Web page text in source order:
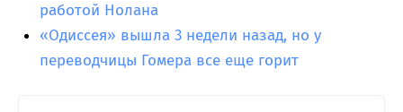
работой Нолана
«Одиссея» вышла 3 недели назад, но у
переводчицы Гомера все еще горит